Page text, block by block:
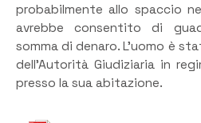
probabilmente allo spaccio
avrebbe consentito di
somma di denaro. L’uomo è
dell’Autorità Giudiziaria in
presso la sua abitazione.